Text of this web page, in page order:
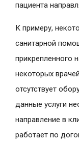
пациента
К примеру,
санитарной
прикрепленного
некоторых
отсутствует
данные услуги
направление в
работает по